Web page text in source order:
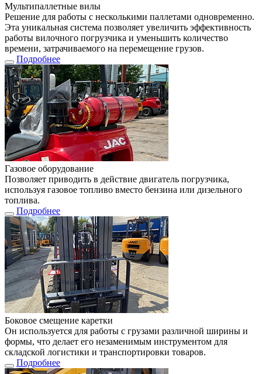
Мультипаллетные вилы
Решение для работы с несколькими паллетами одновременно.
Эта уникальная система позволяет увеличить эффективность
работы вилочного погрузчика и уменьшить количество
времени, затрачиваемого на перемещение грузов.
Подробнее
Газовое оборудование
Позволяет приводить в действие двигатель погрузчика,
используя газовое топливо вместо бензина или дизельного
топлива.
Подробнее
Боковое смещение каретки
Он используется для работы с грузами различной ширины и
формы, что делает его незаменимым инструментом для
складской логистики и транспортировки товаров.
Подробнее